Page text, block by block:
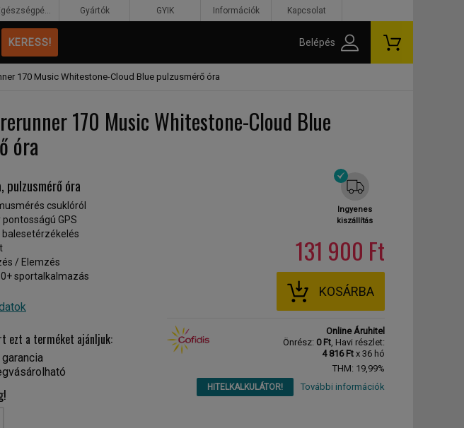
170 Music Whitestone-Cloud Blue pulzusmérő óra
170 Music Whitestone-Cloud Blue
óra
Music Whitestone-Cloud Blue pulzusmérő óra
Ingyenes
kiszállítás
131 900 Ft
KOSÁRBA
Online Áruhitel
Önrész: 0 Ft, Havi részlet:
4 816 Ft x 36 hó
THM: 19,99%
HITELKALKULÁTOR! További információk
pulzusmérő óra
csuklóról
GPS
balesetérzékelés
/ Elemzés
sportalkalmazás
ezt a terméket ajánljuk:
Egészségpénztár Gyártók GYIK Információk Kapcsolat
Belépés